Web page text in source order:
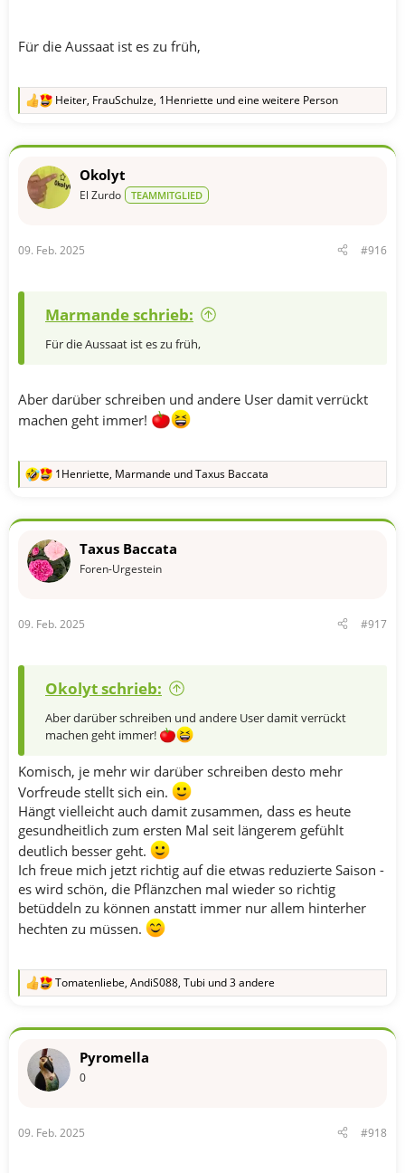
Für die Aussaat ist es zu früh,
R
k
o
:
Heiter, FrauSchulze, 1Henriette und eine weitere Person
Okolyt
El Zurdo TEAMMITGLIED
09. Feb. 2025 #916
Marmande schrieb:
Für die Aussaat ist es zu früh,
Aber darüber schreiben und andere User damit verrückt
machen geht immer!
R
k
o
:
1Henriette, Marmande undTaxus Baccata
Taxus Baccata
Foren-Urgestein
09. Feb. 2025 #917
Okolyt schrieb:
Aber darüber schreiben und andere User damit verrückt
machen geht immer!
Komisch, je mehr wir darüber schreiben desto mehr
Vorfreude stellt sich ein.
Hängt vielleicht auch damit zusammen, dass es heute
gesundheitlich zum ersten Mal seit längerem gefühlt
deutlich besser geht.
Ich freue mich jetzt richtig auf die etwas reduzierte Saison -
es wird schön, die Pflänzchen mal wieder so richtig
betüddeln zu können anstatt immer nur allem hinterher
hechten zu müssen.
R
k
o
:
Tomatenliebe, AndiS088, Tubi und 3 andere
Pyromella
0
09. Feb. 2025 #918